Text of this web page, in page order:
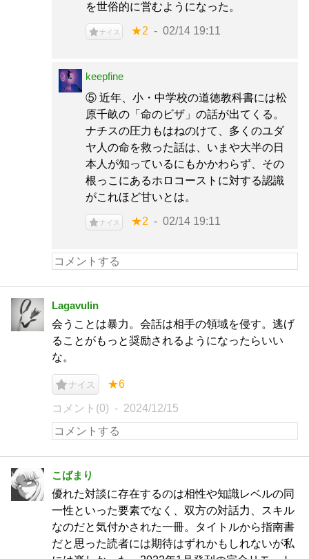
を世俗的に営むようになった。
ナイス ★2 02/14 19:11
keepfine
⑤ 近年、小・中学校の道徳教科書には松
原千畝の「命のビザ」の話が出てくる。
ナチスの圧力もはねのけて、多くのユダ
ヤ人の命を救った話は、いまや大半の日
本人が知っているにもかかわらず、その
根っこにあるホロコーストに対する認識
がこれほど甘いとは。
ナイス ★2 02/14 19:11
Lagavulin
会うことは暴力。会話は相手の領域を侵す。逃げ
ることがもっと奨励されるようになったらいい
な。
ナイス ★6
コメント(0) 2024/12/15
こばまり
優れた対談に存在するのは相性や知識レベルの同
一性といった要素でなく、双方の対話力、スキル
なのだと気付かされた一冊。タイトルから指南書
だと思った読者には期待はずれかもしれないが私